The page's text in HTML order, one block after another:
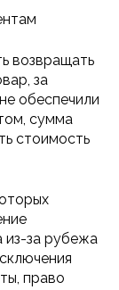
возвращать
за
обеспечили
сумма
стоимость
из-за рубежа
право